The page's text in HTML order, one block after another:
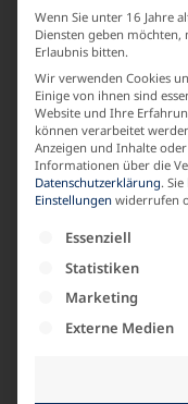
Basic
LABEL
KARIN
Viskose
ARMLAENGE
Wenn Sie unter 16 Jahre
Diensten geben möchten,
Erlaubnis bitten.
Wir verwenden Cookies
Einige von ihnen sind
Website und Ihre
können verarbeitet
Anzeigen und Inhalte
Informationen über die
Datenschutzerklärung.
Einstellungen widerrufen
Es folgt eine
Essenziell
Statistiken
Marketing
Externe Medien